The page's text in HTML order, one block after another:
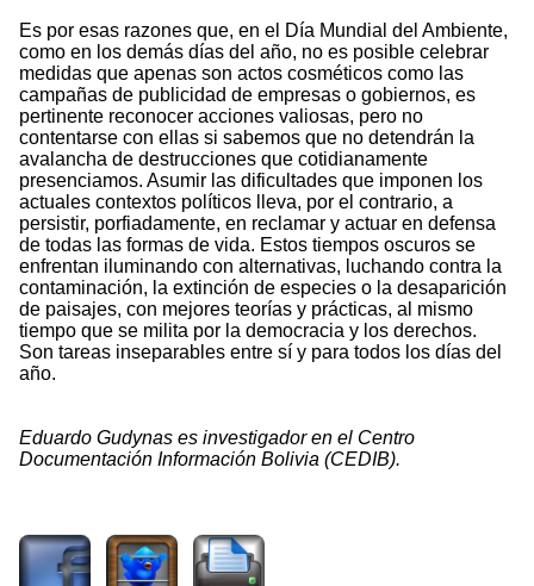
Es por esas razones que, en el Día Mundial del Ambiente,
como en los demás días del año, no es posible celebrar
medidas que apenas son actos cosméticos como las
campañas de publicidad de empresas o gobiernos, es
pertinente reconocer acciones valiosas, pero no
contentarse con ellas si sabemos que no detendrán la
avalancha de destrucciones que cotidianamente
presenciamos. Asumir las dificultades que imponen los
actuales contextos políticos lleva, por el contrario, a
persistir, porfiadamente, en reclamar y actuar en defensa
de todas las formas de vida. Estos tiempos oscuros se
enfrentan iluminando con alternativas, luchando contra la
contaminación, la extinción de especies o la desaparición
de paisajes, con mejores teorías y prácticas, al mismo
tiempo que se milita por la democracia y los derechos.
Son tareas inseparables entre sí y para todos los días del
año.
Eduardo Gudynas es investigador en el Centro
Documentación Información Bolivia (CEDIB).